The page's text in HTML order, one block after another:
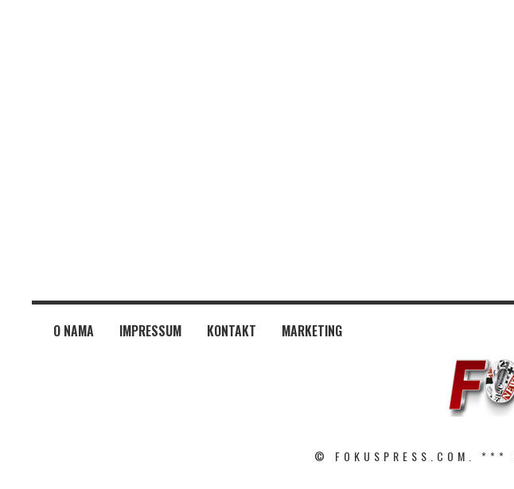
O NAMA IMPRESSUM KONTAKT MARKETING
© FOKUSPRESS.COM. ***